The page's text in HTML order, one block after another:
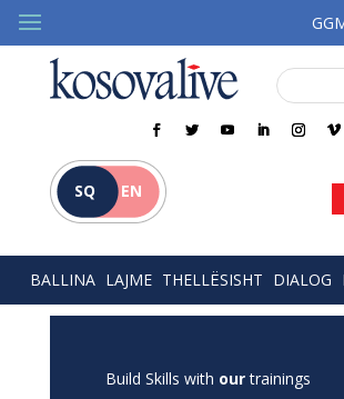
SQ EN
BALLINA LAJME THELLËSISHT DIALOG
Build Skills with ourtrainings